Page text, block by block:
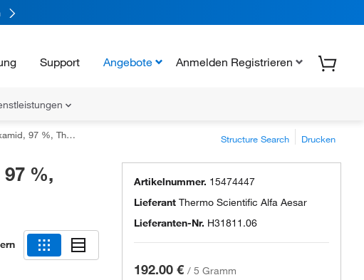
Support Angebote Anmelden Registrieren
Scientific Chemicals Structure Search Drucken
%,
Artikelnummer. 15474447
Lieferant Thermo Scientific Alfa Aesar
Lieferanten-Nr. H31811.06
192.00 € / 5 Gramm